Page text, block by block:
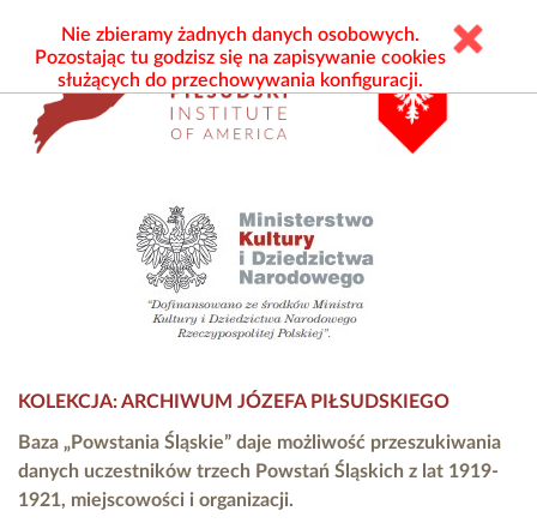
KOLEKCJA: ARCHIWUM JÓZEFA PIŁSUDSKIEGO
Baza „Powstania Śląskie” daje możliwość przeszukiwania
danych uczestników trzech Powstań Śląskich z lat 1919-
1921, miejscowości i organizacji.
Nie zbieramy żadnych danych osobowych.
Pozostając tu godzisz się na zapisywanie cookies
służących do przechowywania konfiguracji.